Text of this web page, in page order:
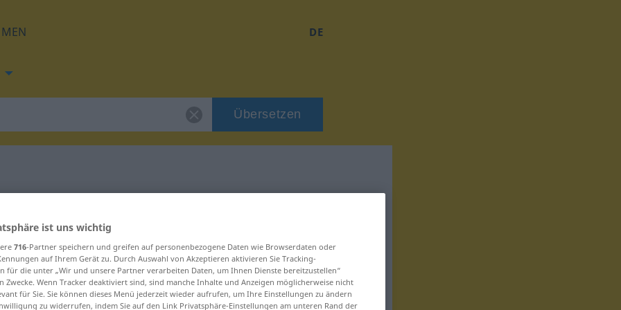
DE
Übersetzen
für "Stadium"
ist uns wichtig
716-Partner speichern und greifen auf personenbezogene Daten wie Browserdaten oder
auf Ihrem Gerät zu. Durch Auswahl von Akzeptieren aktivieren Sie Tracking-
für die unter „Wir und unsere Partner verarbeiten Daten, um Ihnen Dienste bereitzustellen“
Zwecke. Wenn Tracker deaktiviert sind, sind manche Inhalte und Anzeigen möglicherweise nicht
für Sie. Sie können dieses Menü jederzeit wieder aufrufen, um Ihre Einstellungen zu ändern
zu widerrufen, indem Sie auf den Link Privatsphäre-Einstellungen am unteren Rand der